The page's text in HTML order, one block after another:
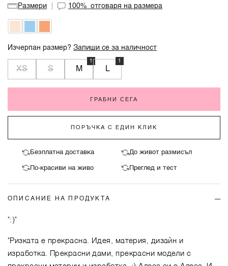
Размери 100%отговаря на размера
Изчерпан размер?Запиши се за наличност
XS S M
1
L
1
ГРАБНИ СЕГА
ПОРЪЧКА С ЕДИН КЛИК
Безплатна доставка До живот размисъл
По-красиви на живо Преглед и тест
ОПИСАНИЕ НА ПРОДУКТА
":)"
"Ризката е прекрасна. Идея, материя, дизайн и
изработка. Прекрасни дами, прекрасни модели с